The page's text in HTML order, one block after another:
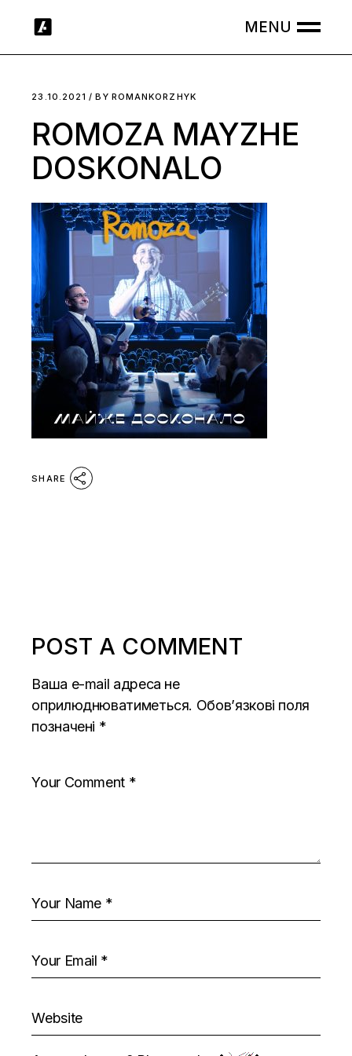
23.10.2021 BY ROMANKORZHYK
ROMOZA MAYZHE
DOSKONALO
SHARE
POST A COMMENT
Ваша e-mail адреса не
оприлюднюватиметься. Обов’язкові поля
позначені *